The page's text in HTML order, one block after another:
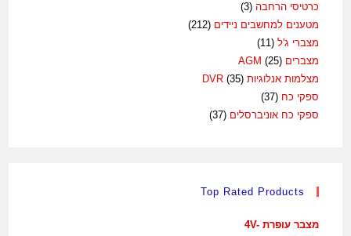
כרטיסי הרחבה (3)
מטענים למחשבים ניידים (212)
מצברי ג'ל (11)
מצברים AGM(25)
מצלמות אנלוגיות DVR(35)
ספקי כח (37)
ספקי כח אוניברסלים (37)
Top Rated Products
מצבר עופרת 4V-